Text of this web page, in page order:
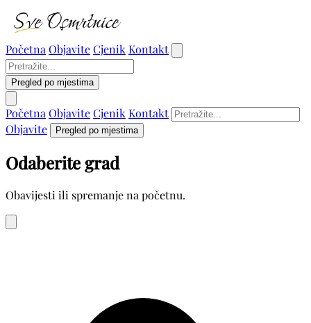
Početna ObjaviteCjenik Kontakt
Pregled po mjestima
Početna ObjaviteCjenik Kontakt
Objavite
Pregled po mjestima
Odaberite grad
Obavijesti ili spremanje na početnu.